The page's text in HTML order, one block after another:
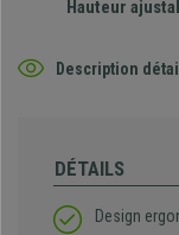
Hauteur
Description
DÉTAILS
Design